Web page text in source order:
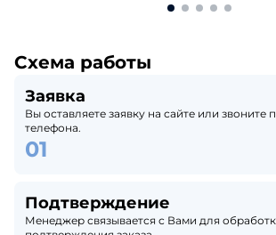
Схема работы
Заявка
Вы оставляете заявку на сайте или звоните
телефона.
Подтверждение
Менеджер связывается с Вами для